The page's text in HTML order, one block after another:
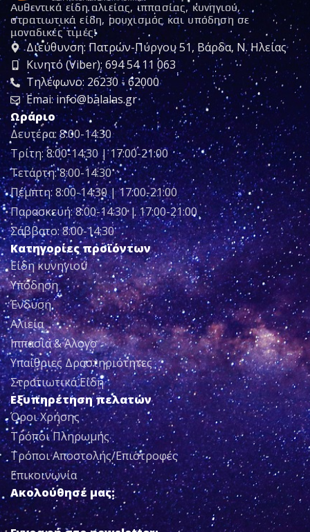
Αυθεντικά είδη αλιείας, ιππασίας, κυνηγιού,
στρατιωτικά είδη, ρουχισμός και υπόδηση σε
μοναδικές τιμές!
Διεύθυνση: Πατρών-Πύργου 51, Βάρδα, Ν. Ηλείας
Κινητό (Viber): 694 54 11 063
Τηλέφωνο: 26230 - 62000
Emai: info@balalas.gr
Ωράριο
Δευτέρα: 8:00-14:30
Τρίτη: 8:00-14:30 | 17:00-21:00
Τετάρτη: 8:00-14:30
Πέμπτη: 8:00-14:30 | 17:00-21:00
Παρασκευή: 8:00-14:30 | 17:00-21:00
Σάββατο: 8:00-14:30
Κατηγορίες προϊόντων
Είδη κυνηγιού
Υπόδηση
Ένδυση
Αλιεία
Ιππασία & Άλογο
Υπαίθριες Δραστηριότητες
Στρατιωτικά Είδη
Εξυπηρέτηση πελατών
Όροι Χρήσης
Τρόποι Πληρωμής
Τρόποι Αποστολής/Επιστροφές
Επικοινωνία
Ακολούθησέ μας: